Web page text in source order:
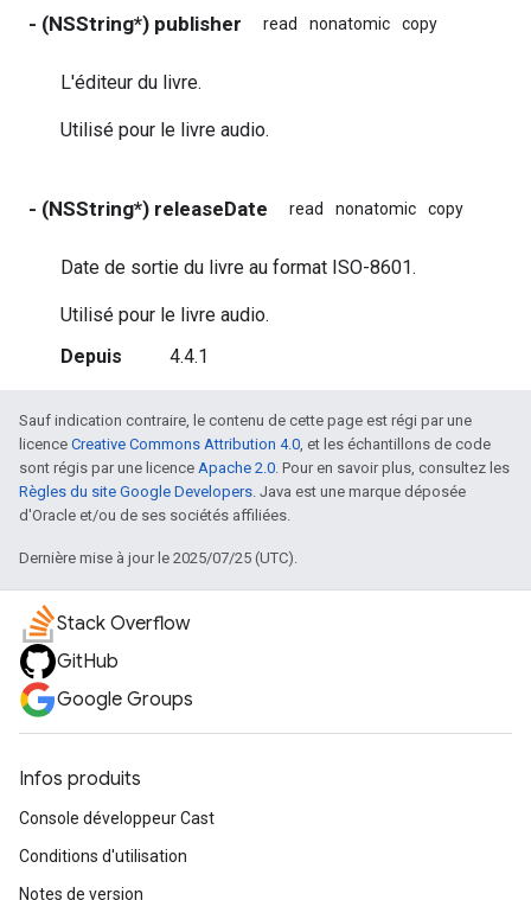
- (NSString*) publisher read nonatomic copy
L'éditeur du livre.
Utilisé pour le livre audio.
- (NSString*) releaseDate read nonatomic copy
Date de sortie du livre au format ISO-8601.
Utilisé pour le livre audio.
Depuis
4.4.1
Sauf indication contraire, le contenu de cette page est régi par une
licence Creative Commons Attribution 4.0 , et les échantillons de code
sont régis par une licence Apache 2.0 . Pour en savoir plus, consultez les
Règles du site Google Developers . Java est une marque déposée
d'Oracle et/ou de ses sociétés affiliées.
Dernière mise à jour le 2025/07/25 (UTC).
Stack Overflow
GitHub
Google Groups
Infos produits
Console développeur Cast
Conditions d'utilisation
Notes de version